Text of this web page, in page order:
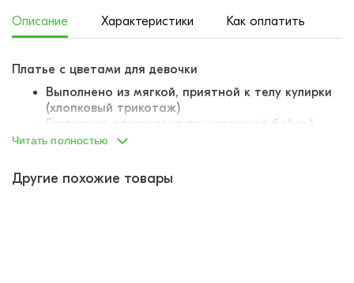
Описание Характеристики Как оплатить
Платье с цветами для девочки
Выполнено из мягкой, приятной к телу кулирки
(хлопковый трикотаж)
Горловина оформлена трикотажной бейкой
Рукава и низ обработаны подгибом
Декорировано на лифе и подоле симпатичными
Читать полностью
Другие похожие товары